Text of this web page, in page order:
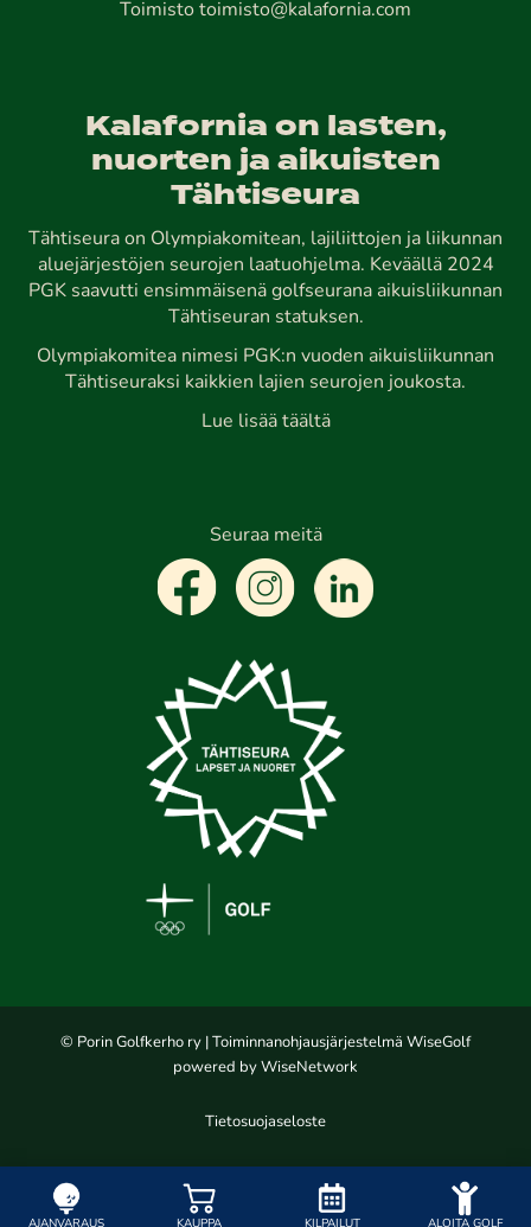
AJANVARAUS KAUPPA KILPAILUT ALOITA GOLF
Toimisto toimisto@kalafornia.com
Kalafornia on lasten,
nuorten ja aikuisten
Tähtiseura
Tähtiseura on Olympiakomitean, lajiliittojen ja liikunnan
aluejärjestöjen seurojen laatuohjelma. Keväällä 2024
PGK saavutti ensimmäisenä golfseurana aikuisliikunnan
Tähtiseuran statuksen.
Olympiakomitea nimesi PGK:n vuoden aikuisliikunnan
Tähtiseuraksi kaikkien lajien seurojen joukosta.
Lue lisää täältä
Seuraa meitä
© Porin Golfkerho ry | Toiminnanohjausjärjestelmä WiseGolf
powered by WiseNetwork
Tietosuojaseloste